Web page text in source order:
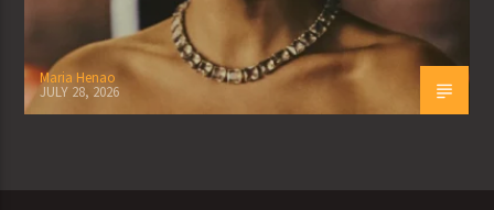
Maria Henao
JULY 28, 2026